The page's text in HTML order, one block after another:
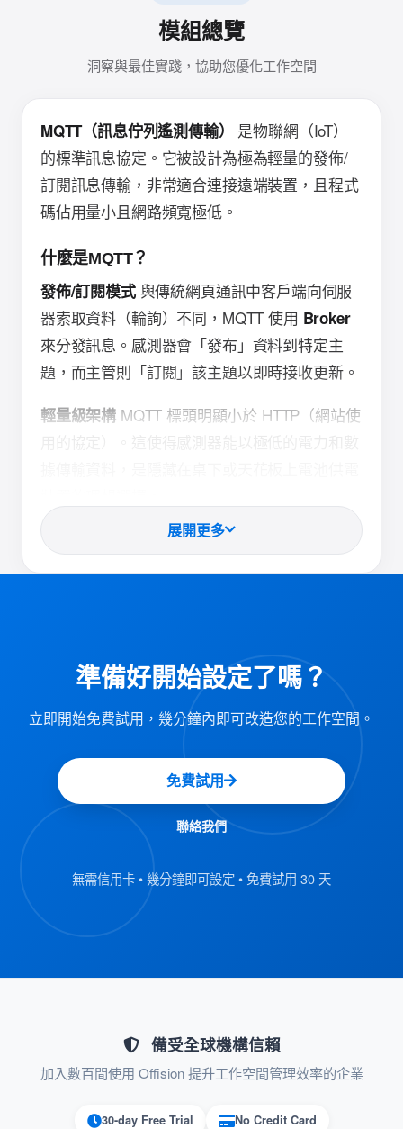
模組總覽
洞察與最佳實踐，協助您優化工作空間
MQTT（訊息佇列遙測傳輸）
是物聯網（IoT）
的標準訊息協定。它被設計為極為輕量的發佈/
訂閱訊息傳輸，非常適合連接遠端裝置，且程式
碼佔用量小且網路頻寬極低。
什麼是MQTT？
發佈/訂閱模式與傳統網頁通訊中客戶端向伺服
器索取資料（輪詢）不同，MQTT 使用 Broker
來分發訊息。感測器會「發布」資料到特定主
題，而主管則「訂閱」該主題以即時接收更新。
輕量級架構 MQTT 標頭明顯小於 HTTP（網站使
雙向通訊
MQTT 不僅僅是用來接收資料;這讓官
服務品質（QoS）MQTT 內建「服務品質」層
級，確保即使辦公網路不可靠，訊息也能被送
達。這確保感測器發出的「報到」訊號在傳輸過
程中不會遺失。
MQTT 如何支援 Offision
整合進 Offision 生態系統，是一項顛覆
性的技術策略，旨在彌合實體物聯網硬體與數位
工作空間管理之間的鴻溝。它賦予平台即時回應
能力，讓 Offision 能透過輕量且高效的通訊協議
板的無縫資料流，MQTT 確保工作空間佔用率、
智慧連接使 Offision 成為現代最具挑戰性的智慧
辦公室高效能且可擴展的解決方案。
展開更多
準備好開始設定了嗎？
立即開始免費試用，幾分鐘內即可改造您的工作空間。
免費試用
聯絡我們
無需信用卡 • 幾分鐘即可設定 • 免費試用 30 天
備受全球機構信賴
加入數百間使用 Offision 提升工作空間管理效率的企業
30-day Free Trial No Credit Card